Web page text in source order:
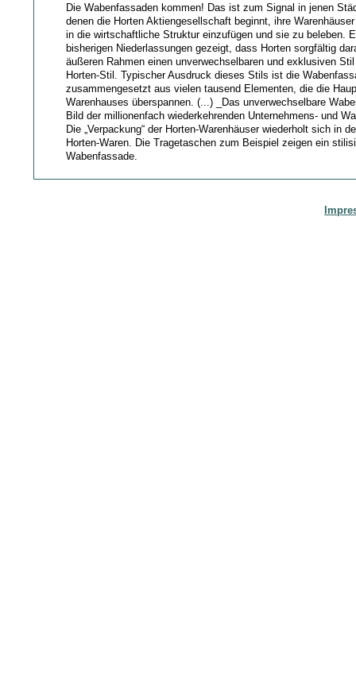
Die Wabenfassaden kommen! Das ist zum Signal in jenen
denen die Horten Aktiengesellschaft beginnt, ihre
in die wirtschaftliche Struktur einzufügen und sie zu beleben.
bisherigen Niederlassungen gezeigt, dass Horten sorgfältig
äußeren Rahmen einen unverwechselbaren und exklusiven
Horten-Stil. Typischer Ausdruck dieses Stils ist die
zusammengesetzt aus vielen tausend Elementen, die die
Warenhauses überspannen. (...) _Das unverwechselbare
Bild der millionenfach wiederkehrenden Unternehmens- und
Die „Verpackung“ der Horten-Warenhäuser wiederholt sich in
Horten-Waren. Die Tragetaschen zum Beispiel zeigen ein
Wabenfassade.